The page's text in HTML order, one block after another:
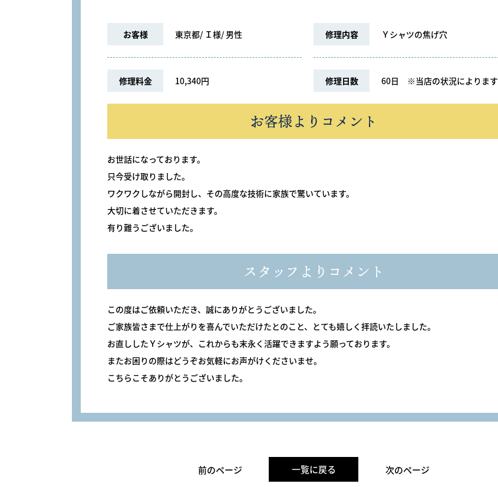
お客様 東京都 Ｉ様 男性 修理内容 Ｙシャツの焦げ穴
修理料金 10,340円 修理日数 60日 ※当店の状況によります
お客様よりコメント
お世話になっております。
只今受け取りました。
ワクワクしながら開封し、その高度な技術に家族で驚いています。
大切に着させていただきます。
有り難うございました。
スタッフよりコメント
この度はご依頼いただき、誠にありがとうございました。
ご家族皆さまで仕上がりを喜んでいただけたとのこと、とても嬉しく拝読いたしました。
お直ししたＹシャツが、これからも末永く活躍できますよう願っております。
またお困りの際はどうぞお気軽にお声がけくださいませ。
こちらこそありがとうございました。
前のページ 一覧に戻る 次のページ